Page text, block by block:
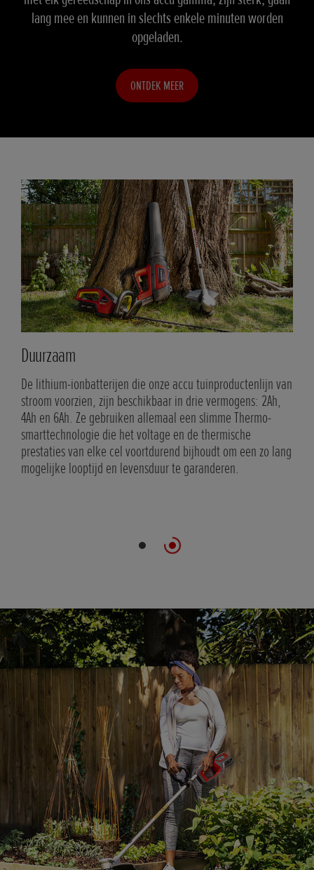
lang mee en kunnen in slechts enkele minuten worden
opgeladen.
ONTDEK MEER
Duurzaam
De lithium-ionbatterijen die onze accu tuinproductenlijn van
stroom voorzien, zijn beschikbaar in drie vermogens: 2Ah,
4Ah en 6Ah. Ze gebruiken allemaal een slimme Thermo-
smarttechnologie die het voltage en de thermische
prestaties van elke cel voortdurend bijhoudt om een zo lang
mogelijke looptijd en levensduur te garanderen.